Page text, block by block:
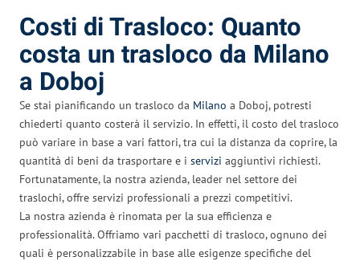
Costi di Trasloco: Quanto
costa un trasloco da Milano
a Doboj
Se stai pianificando un trasloco da Milano a Doboj, potresti
chiederti quanto costerà il servizio. In effetti, il costo del trasloco
può variare in base a vari fattori, tra cui la distanza da coprire, la
quantità di beni da trasportare e i servizi aggiuntivi richiesti.
Fortunatamente, la nostra azienda, leader nel settore dei
traslochi, offre servizi professionali a prezzi competitivi.
La nostra azienda è rinomata per la sua efficienza e
professionalità. Offriamo vari pacchetti di trasloco, ognuno dei
quali è personalizzabile in base alle esigenze specifiche del